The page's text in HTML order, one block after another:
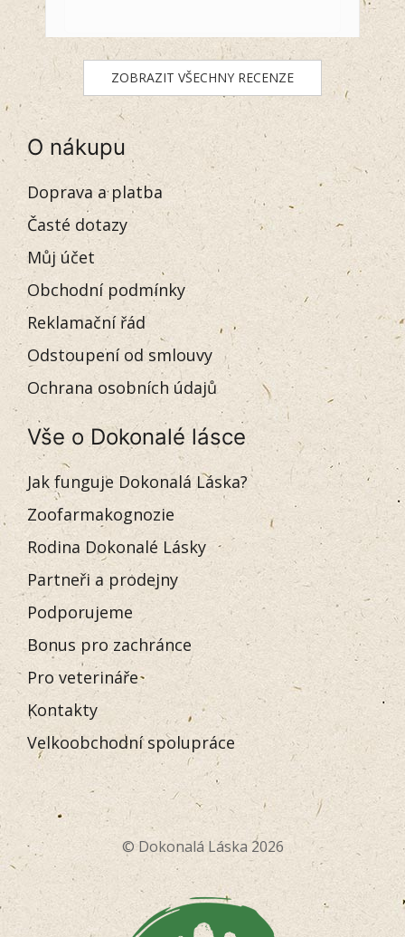
ZOBRAZIT VŠECHNY RECENZE
O nákupu
Doprava a platba
Časté dotazy
Můj účet
Obchodní podmínky
Reklamační řád
Odstoupení od smlouvy
Ochrana osobních údajů
Vše o Dokonalé lásce
Jak funguje Dokonalá Láska?
Zoofarmakognozie
Rodina Dokonalé Lásky
Partneři a prodejny
Podporujeme
Bonus pro zachránce
Pro veterináře
Kontakty
Velkoobchodní spolupráce
© Dokonalá Láska 2026